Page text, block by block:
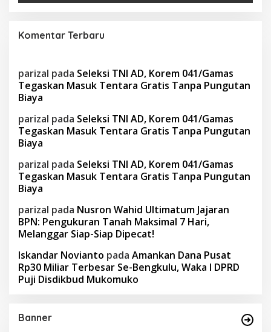
Komentar Terbaru
parizal pada Seleksi TNI AD, Korem 041/Gamas
Tegaskan Masuk Tentara Gratis Tanpa Pungutan
Biaya
parizal pada Seleksi TNI AD, Korem 041/Gamas
Tegaskan Masuk Tentara Gratis Tanpa Pungutan
Biaya
parizal pada Seleksi TNI AD, Korem 041/Gamas
Tegaskan Masuk Tentara Gratis Tanpa Pungutan
Biaya
parizal pada Nusron Wahid Ultimatum Jajaran
BPN: Pengukuran Tanah Maksimal 7 Hari,
Melanggar Siap-Siap Dipecat!
Iskandar Novianto pada Amankan Dana Pusat
Rp30 Miliar Terbesar Se-Bengkulu, Waka I DPRD
Puji Disdikbud Mukomuko
Banner